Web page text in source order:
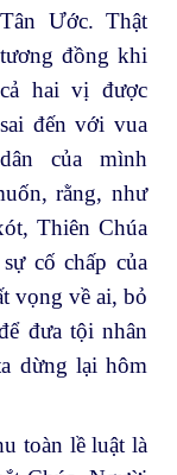
Tân Ước. Thật
tương đồng khi
cả hai vị được
sai đến với vua
dân của mình
rằng, như
Thiên Chúa
cố chấp của
vọng về ai, bỏ
đưa tội nhân
dừng lại hôm
toàn lề luật là